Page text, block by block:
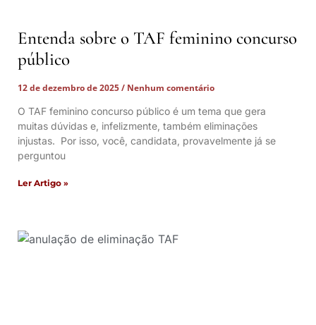
Entenda sobre o TAF feminino concurso
público
12 de dezembro de 2025
Nenhum comentário
O TAF feminino concurso público é um tema que gera
muitas dúvidas e, infelizmente, também eliminações
injustas. Por isso, você, candidata, provavelmente já se
perguntou
Ler Artigo »